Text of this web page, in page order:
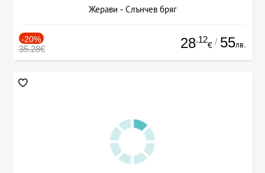
Жерави - Слънчев бряг
-20%
35.28€ 28.12
€ / 55лв.